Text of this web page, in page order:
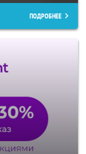
ПОДРОБНЕЕ